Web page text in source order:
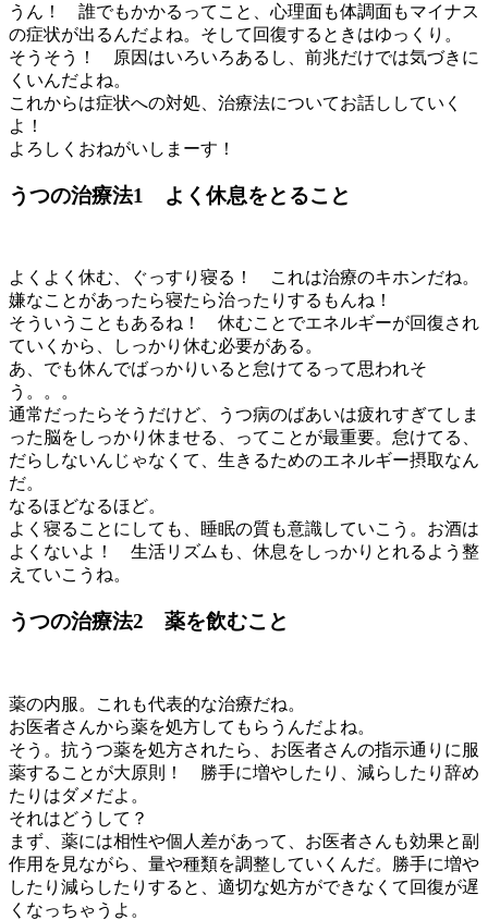
うん！ 誰でもかかるってこと、心理面も体調面もマイナス
の症状が出るんだよね。そして回復するときはゆっくり。
そうそう！ 原因はいろいろあるし、前兆だけでは気づきに
くいんだよね。
これからは症状への対処、治療法についてお話ししていく
よ！
よろしくおねがいしまーす！
うつの治療法1 よく休息をとること
よくよく休む、ぐっすり寝る！ これは治療のキホンだね。
嫌なことがあったら寝たら治ったりするもんね！
そういうこともあるね！ 休むことでエネルギーが回復され
ていくから、しっかり休む必要がある。
あ、でも休んでばっかりいると怠けてるって思われそ
う。。。
通常だったらそうだけど、うつ病のばあいは疲れすぎてしま
った脳をしっかり休ませる、ってことが最重要。怠けてる、
だらしないんじゃなくて、生きるためのエネルギー摂取なん
だ。
なるほどなるほど。
よく寝ることにしても、睡眠の質も意識していこう。お酒は
よくないよ！ 生活リズムも、休息をしっかりとれるよう整
えていこうね。
うつの治療法2 薬を飲むこと
薬の内服。これも代表的な治療だね。
お医者さんから薬を処方してもらうんだよね。
そう。抗うつ薬を処方されたら、お医者さんの指示通りに服
薬することが大原則！ 勝手に増やしたり、減らしたり辞め
たりはダメだよ。
それはどうして？
まず、薬には相性や個人差があって、お医者さんも効果と副
作用を見ながら、量や種類を調整していくんだ。勝手に増や
したり減らしたりすると、適切な処方ができなくて回復が遅
くなっちゃうよ。